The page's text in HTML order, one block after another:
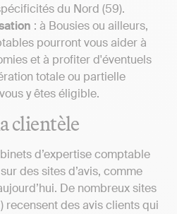
du Nord (59).
: à Bousies ou ailleurs,
pourront vous aider à
et à profiter d'éventuels
totale ou partielle
y êtes éligible.
clientèle
d’expertise comptable
des sites d’avis, comme
De nombreux sites
recensent des avis clients qui